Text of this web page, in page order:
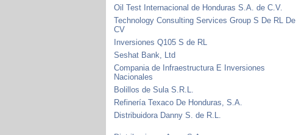
Oil Test Internacional de Honduras S.A. de C.V.
Technology Consulting Services Group S De RL De
CV
Inversiones Q105 S de RL
Seshat Bank, Ltd
Compania de Infraestructura E Inversiones
Nacionales
Bolillos de Sula S.R.L.
Refinería Texaco De Honduras, S.A.
Distribuidora Danny S. de R.L.